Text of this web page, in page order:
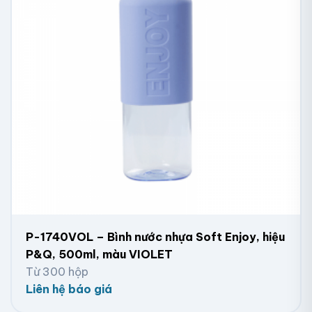
P-1740VOL – Bình nước nhựa Soft Enjoy, hiệu
P&Q, 500ml, màu VIOLET
Từ 300 hộp
Liên hệ báo giá